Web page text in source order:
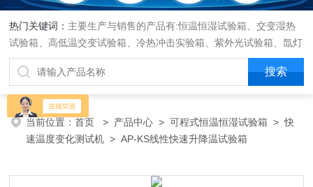
热门关键词： 主要生产与销售的产品有:恒温恒湿试验箱、交变湿热
试验箱、高低温交变试验箱、冷热冲击实验箱、紫外光试验箱、氙灯
老化箱、恒温恒湿实验室、沙尘试验箱、淋雨试验箱、盐水喷雾试验
箱、各种振动试验台、拉力试验机、蒸汽老化试验机、跌落试验机、
插拔力试验机、按健寿命试验机、纸带耐磨擦试验机、工业烘烤箱
当前位置：首页 > 产品中心 >可程式恒温恒湿试验箱 >快
速温度变化测试机 > AP-KS线性快速升降温试验箱